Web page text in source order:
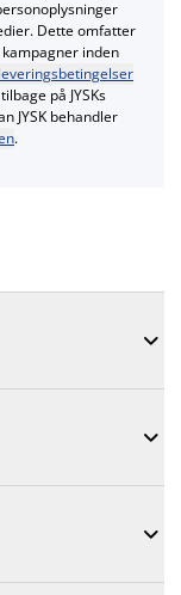
Dette omfatter
inden
på JYSKs
JYSK behandler
.


